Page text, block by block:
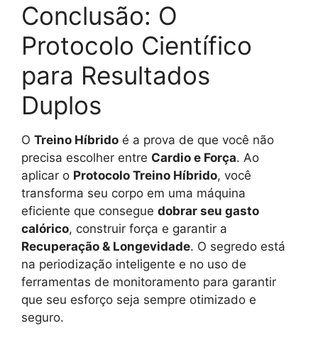
Conclusão: O
Protocolo Científico
para Resultados
Duplos
O Treino Híbrido é a prova de que você não
precisa escolher entre Cardio e Força. Ao
aplicar o Protocolo Treino Híbrido, você
transforma seu corpo em uma máquina
eficiente que consegue dobrar seu gasto
calórico, construir força e garantir a
Recuperação & Longevidade. O segredo está
na periodização inteligente e no uso de
ferramentas de monitoramento para garantir
que seu esforço seja sempre otimizado e
seguro.